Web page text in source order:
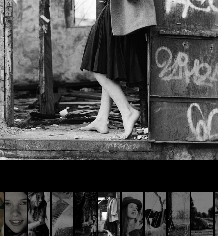
© AIVIS LISOVSKIS , 2014 - 2026